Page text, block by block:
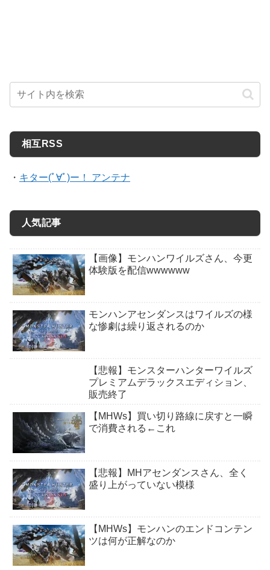
相互RSS
・ キター(ﾟ∀ﾟ)ー！ アンテナ
人気記事
【画像】モンハンワイルズさん、今更
体験版を配信wwwwww
モンハンアセンダンスはワイルズの様
な惨劇は繰り返されるのか
【悲報】モンスターハンターワイルズ
プレミアムデラックスエディション、
販売終了
【MHWs】買い切り路線に戻すと一瞬
で消費される←これ
【悲報】MHアセンダンスさん、全く
盛り上がっていない模様
【MHWs】モンハンのエンドコンテン
ツは何が正解なのか